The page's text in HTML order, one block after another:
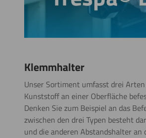
Klemmhalter
Unser Sortiment umfasst drei
Kunststoff an einer Oberfläche
Denken Sie zum Beispiel an das
zwischen den drei Typen besteht
und die anderen Abstandshalter